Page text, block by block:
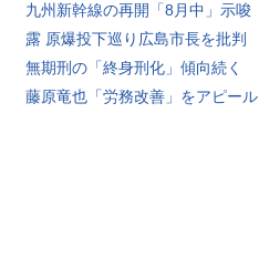
九州新幹線の再開「8月中」示唆
露 原爆投下巡り広島市長を批判
無期刑の「終身刑化」傾向続く
藤原竜也「労務改善」をアピール